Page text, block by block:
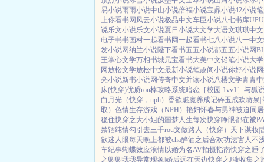
易小说雨雨小说中山小说倍福小说宝鼎小说42小说
上你看书网 风云小说极品中文车臣小说八七书库
说乐文小说乐文小说夏日小说大文学大语文琪琪中文
电子书书画村一起看书网一起看书七八小说八一中文
发小说网纳兰小说陛下看书五五小说都五五小说网
王掌心文学万相书城元宝看书大美中文铅笔小说大
网放松文学放松中文最新小说笔趣阁小说你好小说网
亮小说新书小说网传奇中文并读小说八楼文学青青
床(快穿)优质rou棒攻略系统暗恋［校园 1vv1］ 与狐
白月光（快穿，nph） 香欲魅魔养成记碎玉成欢喷泉|
取） 色情生存游戏（NPH） 艳妇怀春与男神被迫同
稳住快穿之大小姐的噩梦人生每次快穿睁眼都在被
禁锢纯情勾引 去三千rou文做路人（快穿） 天下谋妆|
欲迷人眼每天晚上都被cha醉酒之后合欢功法害人不
车纪事蝴蝶效应浪情以婚为名AV拍摄指南快穿之睡
之卿卿我我异常现象|婚后远在天边快穿之J液收集之